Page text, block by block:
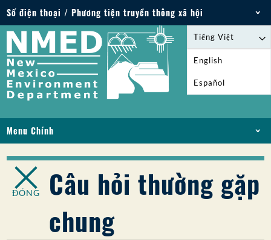
Số điện thoại / Phương tiện truyền thông xã hội
Điện thoại: 505-827-2855
1-800-219-6157
Trường hợp khẩn cấp về môi trường: 505-827-
9329 (24 giờ)
Tiếng Việt
English
Español
Menu Chính
VỀ
GIẤY PHÉP VÀ GIẤY PHÉP
PFAS Ở NM
ĐÓNG
Câu hỏi thường gặp
chung